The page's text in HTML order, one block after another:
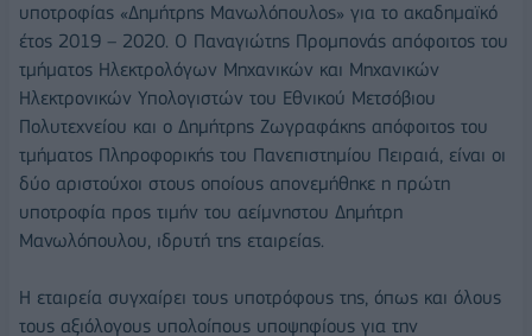
υποτροφίας «Δημήτρης Μανωλόπουλος» για το ακαδημαϊκό
έτος 2019 – 2020. Ο Παναγιώτης Προμπονάς απόφοιτος του
τμήματος Ηλεκτρολόγων Μηχανικών και Μηχανικών
Ηλεκτρονικών Υπολογιστών του Εθνικού Μετσόβιου
Πολυτεχνείου και ο Δημήτρης Ζωγραφάκης απόφοιτος του
τμήματος Πληροφορικής του Πανεπιστημίου Πειραιά, είναι οι
δύο αριστούχοι στους οποίους απονεμήθηκε η πρώτη
υποτροφία προς τιμήν του αείμνηστου Δημήτρη
Μανωλόπουλου, ιδρυτή της εταιρείας.
Η εταιρεία συγχαίρει τους υποτρόφους της, όπως και όλους
τους αξιόλογους υπολοίπους υποψηφίους για την